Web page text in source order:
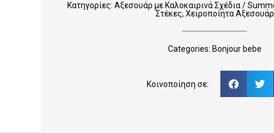
Κατηγορίες: Αξεσουάρ με Καλοκαιρινά Σχέδια /
Στέκες, Χειροποίητα Αξεσουάρ
Categories: Bonjour bebe
Κοινοποίηση σε: